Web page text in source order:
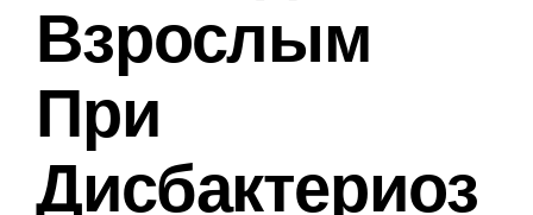
Взрослым
При
Дисбактериоз